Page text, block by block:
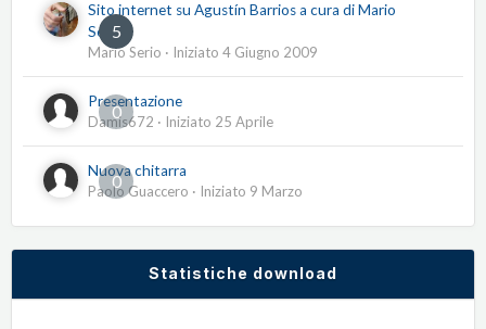
5
Sito internet su Agustín Barrios a cura di Mario
Serio
Mario Serio · Iniziato 4 Giugno 2009
0
Presentazione
Damis672 · Iniziato 25 Aprile
0
Nuova chitarra
Paolo Guaccero · Iniziato 9 Marzo
Statistiche download